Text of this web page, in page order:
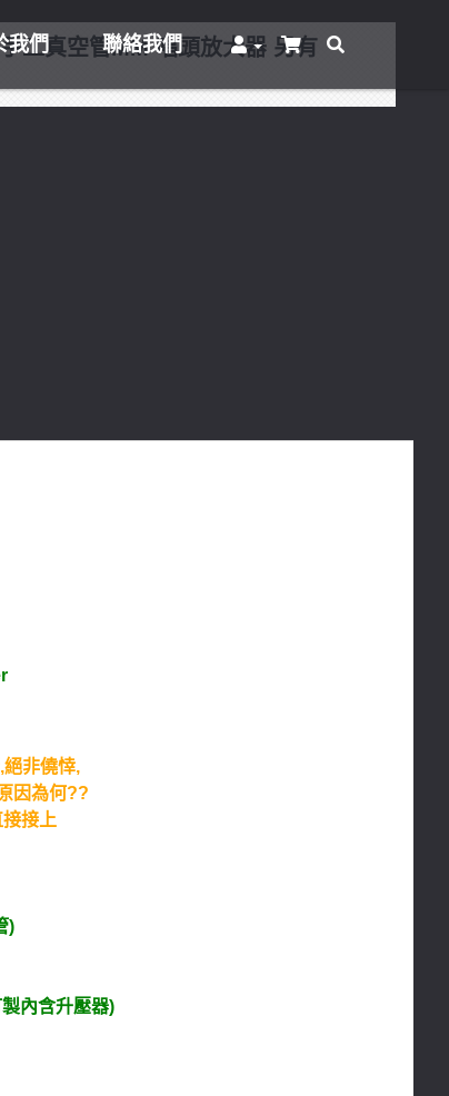
我們 聯絡我們
工真空管MM 唱頭放大器 另有
非僥悻,
因為何??
接上
)
內含升壓器)